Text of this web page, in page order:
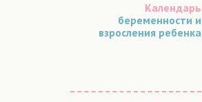
Календарь
беременности и
взросления ребенка